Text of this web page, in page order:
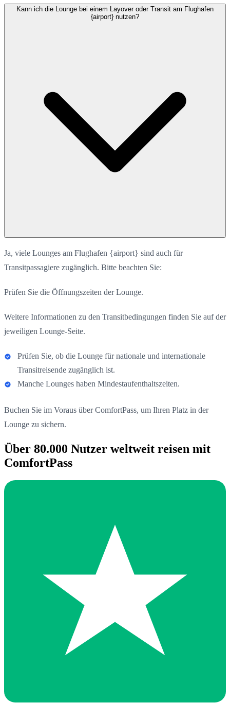
Kann ich die Lounge bei einem Layover oder Transit am Flughafen
{airport} nutzen?
Ja, viele Lounges am Flughafen {airport} sind auch für
Transitpassagiere zugänglich. Bitte beachten Sie:
Prüfen Sie die Öffnungszeiten der Lounge.
Weitere Informationen zu den Transitbedingungen finden Sie auf der
jeweiligen Lounge-Seite.
Prüfen Sie, ob die Lounge für nationale und internationale
Transitreisende zugänglich ist.
Manche Lounges haben Mindestaufenthaltszeiten.
Buchen Sie im Voraus über ComfortPass, um Ihren Platz in der
Lounge zu sichern.
Über 80.000 Nutzer weltweit reisen mit
ComfortPass